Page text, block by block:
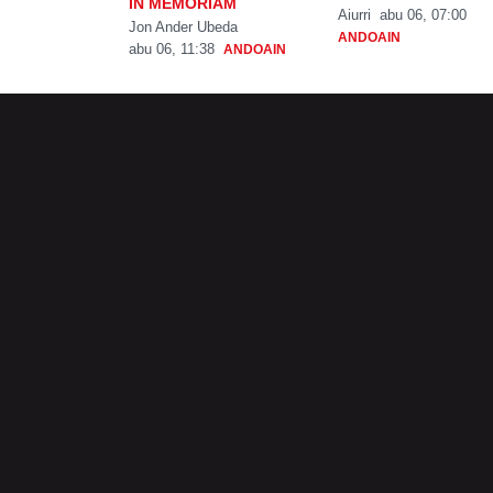
Jon Ander Ubeda
abu 06, 11:38 ANDOAIN
Aiurri abu 06, 07:00
ANDOAIN